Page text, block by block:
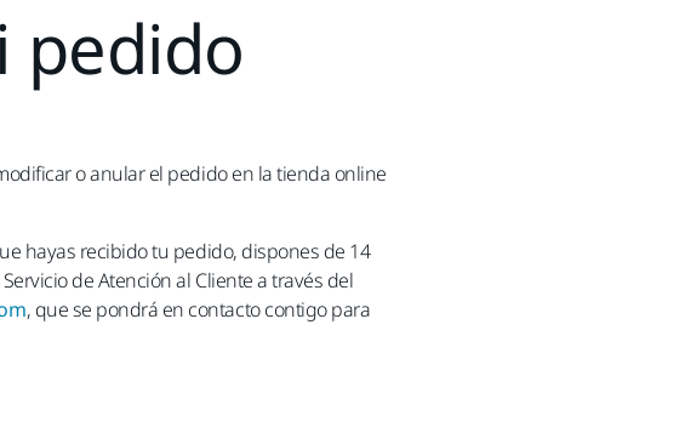
pedido
o anular el pedido en la tienda online
hayas recibido tu pedido, dispones de 14
de Atención al Cliente a través del
, que se pondrá en contacto contigo para